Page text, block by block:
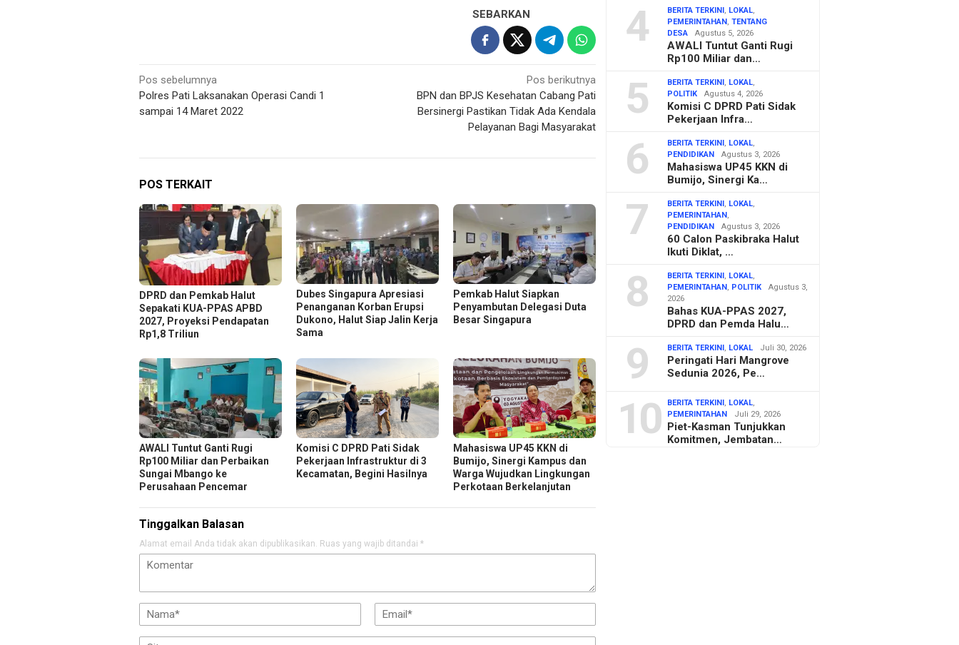
SEBARKAN
Navigasi
pos
Pos sebelumnya
Polres Pati Laksanakan Operasi Candi 1
sampai 14 Maret 2022
Pos berikutnya
BPN dan BPJS Kesehatan Cabang Pati
Bersinergi Pastikan Tidak Ada Kendala
Pelayanan Bagi Masyarakat
POS TERKAIT
DPRD dan Pemkab Halut
Sepakati KUA-PPAS APBD
2027, Proyeksi Pendapatan
Rp1,8 Triliun
Dubes Singapura Apresiasi
Penanganan Korban Erupsi
Dukono, Halut Siap Jalin Kerja
Sama
Pemkab Halut Siapkan
Penyambutan Delegasi Duta
Besar Singapura
AWALI Tuntut Ganti Rugi
Rp100 Miliar dan Perbaikan
Sungai Mbango ke
Perusahaan Pencemar
Komisi C DPRD Pati Sidak
Pekerjaan Infrastruktur di 3
Kecamatan, Begini Hasilnya
Mahasiswa UP45 KKN di
Bumijo, Sinergi Kampus dan
Warga Wujudkan Lingkungan
Perkotaan Berkelanjutan
Tinggalkan Balasan
Alamat email Anda tidak akan dipublikasikan. Ruas yang wajib ditandai *
4 BERITA TERKINI , LOKAL,
PEMERINTAHAN ,TENTANG
DESA
Agustus 5, 2026
AWALI Tuntut Ganti Rugi
Rp100 Miliar dan…
5 BERITA TERKINI , LOKAL,
POLITIK
Agustus 4, 2026
Komisi C DPRD Pati Sidak
Pekerjaan Infra…
6 BERITA TERKINI , LOKAL,
PENDIDIKAN
Agustus 3, 2026
Mahasiswa UP45 KKN di
Bumijo, Sinergi Ka…
7 BERITA TERKINI , LOKAL,
PEMERINTAHAN ,
PENDIDIKAN
Agustus 3, 2026
60 Calon Paskibraka Halut
Ikuti Diklat, …
8 BERITA TERKINI , LOKAL,
PEMERINTAHAN , POLITIK
Agustus 3,
2026
Bahas KUA-PPAS 2027,
DPRD dan Pemda Halu…
9 BERITA TERKINI , LOKAL Juli 30, 2026
Peringati Hari Mangrove
Sedunia 2026, Pe…
10 BERITA TERKINI , LOKAL,
PEMERINTAHAN
Juli 29, 2026
Piet-Kasman Tunjukkan
Komitmen, Jembatan…